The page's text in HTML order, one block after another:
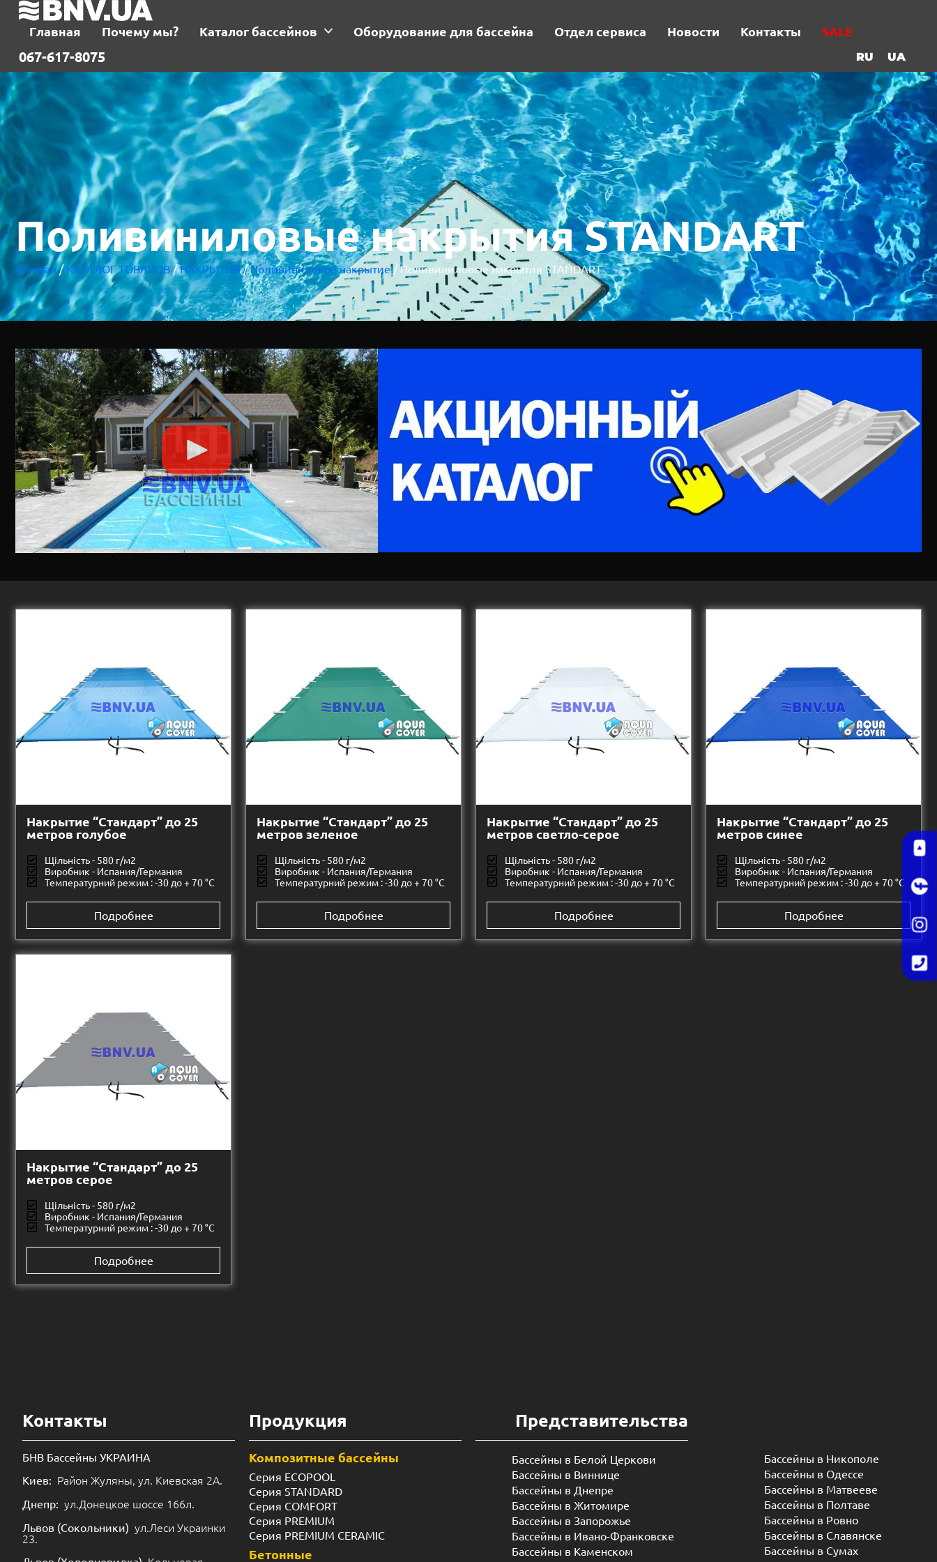
Главная Почему мы? Каталог бассейнов Оборудование для бассейна Отдел сервиса Новости Контакты SALE
067-617-8075 RU UA
Поливиниловые накрытия STANDART
Главная/ КАТАЛОГ ТОВАРОВ/НАКРЫТИЯ/Поливиниловое накрытие/ Поливиниловые накрытия STANDART
Накрытие “Стандарт” до 25
метров голубое
Щільність - 580 г/м2
Виробник - Испания/Германия
Температурний режим : -30 до + 70 °C
Подробнее
Накрытие “Стандарт” до 25
метров зеленое
Щільність - 580 г/м2
Виробник - Испания/Германия
Температурний режим : -30 до + 70 °C
Подробнее
Накрытие “Стандарт” до 25
метров светло-серое
Щільність - 580 г/м2
Виробник - Испания/Германия
Температурний режим : -30 до + 70 °C
Подробнее
Накрытие “Стандарт” до 25
метров синее
Щільність - 580 г/м2
Виробник - Испания/Германия
Температурний режим : -30 до + 70 °C
Подробнее
Накрытие “Стандарт” до 25
метров серое
Щільність - 580 г/м2
Виробник - Испания/Германия
Температурний режим : -30 до + 70 °C
Подробнее
Контакты
БНВ Бассейны УКРАИНА
Киев: Район Жуляны, ул. Киевская 2А.
Днепр: ул.Донецкое шоссе 166л.
Львов (Сокольники) ул.Леси Украинки
23.
Продукция
Композитные бассейны
Серия ECOPOOL
Серия STANDARD
Серия COMFORT
Серия PREMIUM
Серия PREMIUM CERAMIC
Бетонные
Представительства
Бассейны в Белой Церкови
Бассейны в Виннице
Бассейны в Днепре
Бассейны в Житомире
Бассейны в Запорожье
Бассейны в Ивано-Франковске
Бассейны в Каменском
Бассейны в Никополе
Бассейны в Одессе
Бассейны в Матвееве
Бассейны в Полтаве
Бассейны в Ровно
Бассейны в Славянске
Бассейны в Сумах